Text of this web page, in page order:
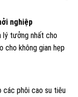
nghiệp
lý tưởng nhất cho
cho không gian hẹp
các phôi cao su tiêu